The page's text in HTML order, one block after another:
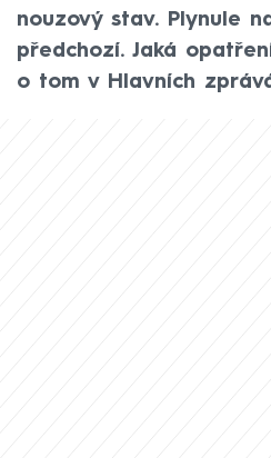
nouzový stav. Plynule
předchozí. Jaká
o tom v Hlavních